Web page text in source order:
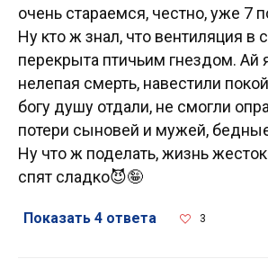
очень стараемся, честно, уже 7
Ну кто ж знал, что вентиляция в
перекрыта птичьим гнездом. Ай
нелепая смерть, навестили
богу душу отдали, не смогли
потери сыновей и мужей,
Ну что ж поделать, жизнь
спят сладко😈🤪
Показать 4 ответа 3